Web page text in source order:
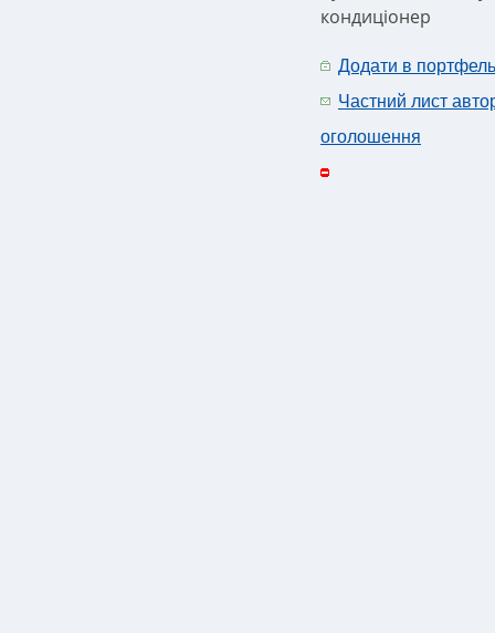
кондиціонер
Додати в портфель
Частний лист
оголошення